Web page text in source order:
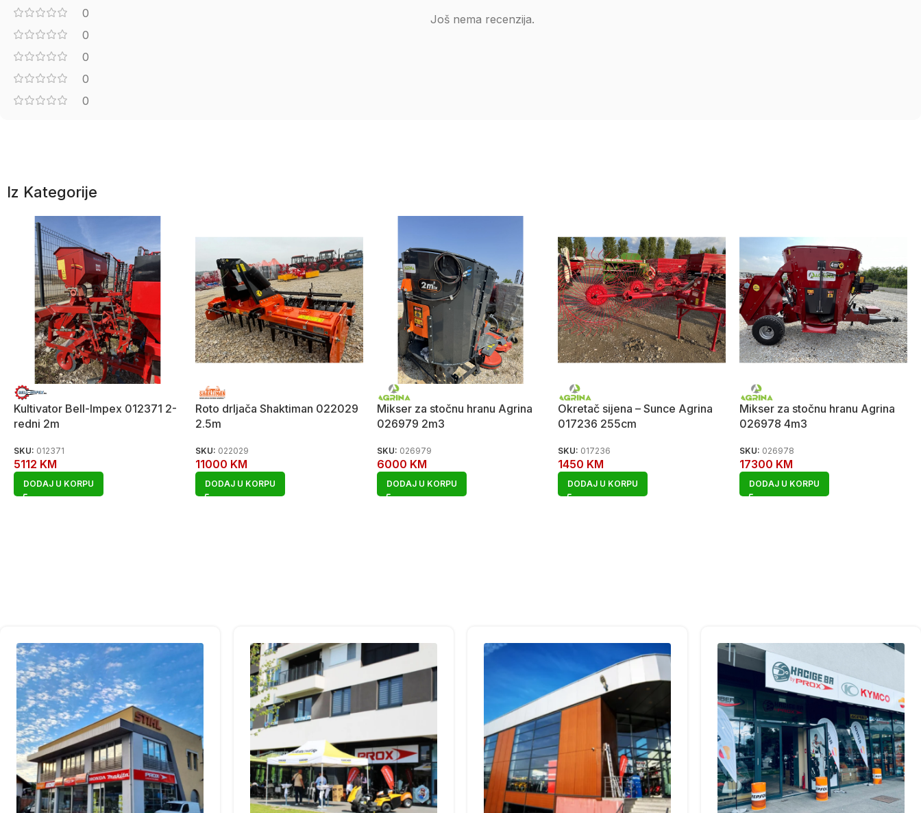
0
0
0
0
0
Još nema recenzija.
Iz Kategorije
Kultivator Bell-Impex 012371 2-
redni 2m
SKU: 012371
5112 KM
DODAJ U KORPU
Roto drljača Shaktiman 022029
2.5m
SKU: 022029
11000 KM
DODAJ U KORPU
Mikser za stočnu hranu Agrina
026979 2m3
SKU: 026979
6000 KM
DODAJ U KORPU
Okretač sijena – Sunce Agrina
017236 255cm
SKU: 017236
1450 KM
DODAJ U KORPU
Mikser za stočnu hranu Agrina
026978 4m3
SKU: 026978
17300 KM
DODAJ U KORPU